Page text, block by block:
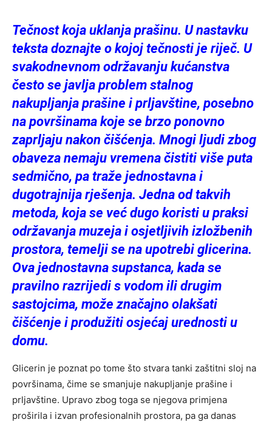
Tečnost koja uklanja prašinu. U nastavku
teksta doznajte o kojoj tečnosti je riječ. U
svakodnevnom održavanju kućanstva
često se javlja problem stalnog
nakupljanja prašine i prljavštine, posebno
na površinama koje se brzo ponovno
zaprljaju nakon čišćenja. Mnogi ljudi zbog
obaveza nemaju vremena čistiti više puta
sedmično, pa traže jednostavna i
dugotrajnija rješenja. Jedna od takvih
metoda, koja se već dugo koristi u praksi
održavanja muzeja i osjetljivih izložbenih
prostora, temelji se na upotrebi glicerina.
Ova jednostavna supstanca, kada se
pravilno razrijedi s vodom ili drugim
sastojcima, može značajno olakšati
čišćenje i produžiti osjećaj urednosti u
domu.
Glicerin je poznat po tome što stvara tanki zaštitni sloj na
površinama, čime se smanjuje nakupljanje prašine i
prljavštine. Upravo zbog toga se njegova primjena
proširila i izvan profesionalnih prostora, pa ga danas